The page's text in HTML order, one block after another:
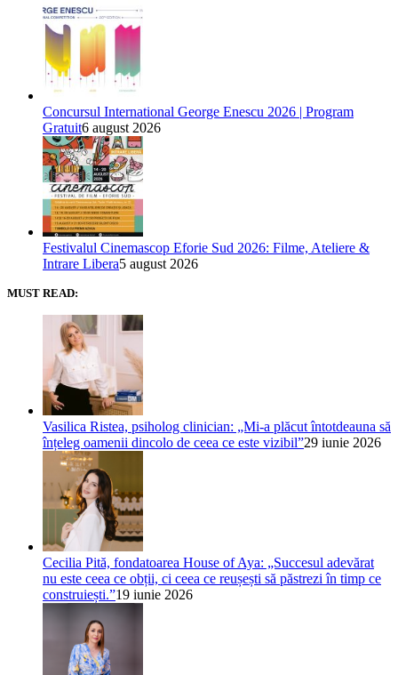
Concursul International George Enescu 2026 | Program
Gratuit6 august 2026
Festivalul Cinemascop Eforie Sud 2026: Filme, Ateliere &
Intrare Libera5 august 2026
MUST READ:
Vasilica Ristea, psiholog clinician: „Mi-a plăcut întotdeauna să
înțeleg oamenii dincolo de ceea ce este vizibil”29 iunie 2026
Cecilia Pită, fondatoarea House of Aya: „Succesul adevărat
nu este ceea ce obții, ci ceea ce reușești să păstrezi în timp ce
construiești.”19 iunie 2026